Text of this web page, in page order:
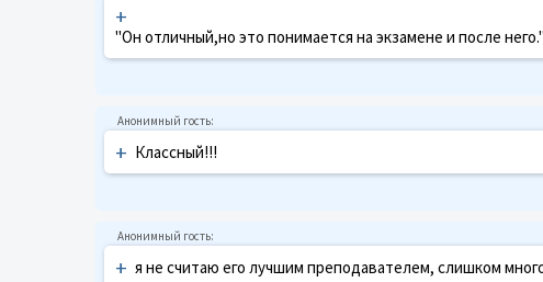
+
"Он отличный,но это понимается на экзамене и после
+ Классный!!!
+ я не считаю его лучшим преподавателем, слишком